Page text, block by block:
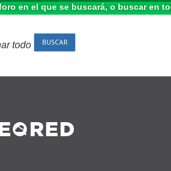
en el que se buscará, o buscar en
todo